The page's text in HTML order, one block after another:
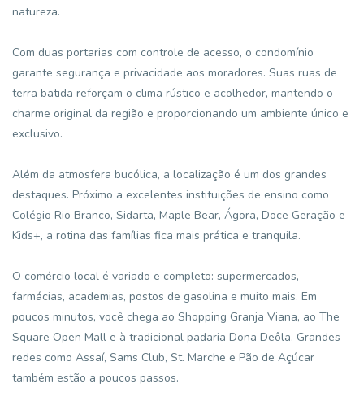
natureza.
Com duas portarias com controle de acesso, o condomínio
garante segurança e privacidade aos moradores. Suas ruas de
terra batida reforçam o clima rústico e acolhedor, mantendo o
charme original da região e proporcionando um ambiente único e
exclusivo.
Além da atmosfera bucólica, a localização é um dos grandes
destaques. Próximo a excelentes instituições de ensino como
Colégio Rio Branco, Sidarta, Maple Bear, Ágora, Doce Geração e
Kids+, a rotina das famílias fica mais prática e tranquila.
O comércio local é variado e completo: supermercados,
farmácias, academias, postos de gasolina e muito mais. Em
poucos minutos, você chega ao Shopping Granja Viana, ao The
Square Open Mall e à tradicional padaria Dona Deôla. Grandes
redes como Assaí, Sams Club, St. Marche e Pão de Açúcar
também estão a poucos passos.